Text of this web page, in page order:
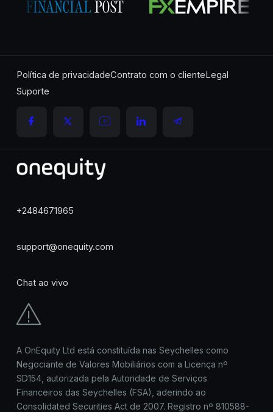
Política de privacidadeContrato com o clienteLegal
Suporte
+2484671965
support@onequity.com
Chat ao vivo
A OnEquity Ltd está constituída nas Seychelles como
Negociante de Valores Mobiliários com a Licença nº
SD154, autorizada pela Autoridade de Serviços
Financeiros das Seychelles (FSA), aderindo ao
Consolidated Securities Act de 2007. Registro nº 810588-